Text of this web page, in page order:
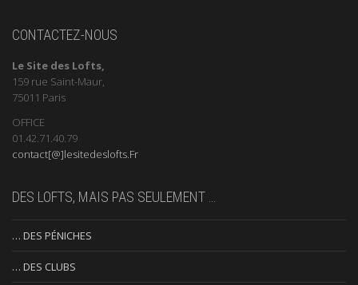
CONTACTEZ-NOUS
Le Site des Lofts,
159 rue Saint-Maur,
75011 Paris
OFFICE
01.42.71.40.79
contact[@]lesitedeslofts.Fr
DES LOFTS, MAIS PAS SEULEMENT …
… DES PÉNICHES
… DES CLUBS